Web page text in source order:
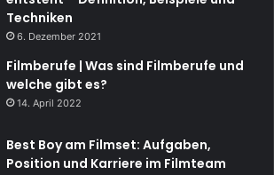
Techniken
6. Dezember 2021
Filmberufe | Was sind Filmberufe und
welche gibt es?
14. April 2022
Best Boy am Filmset: Aufgaben,
Position und Karriere im Filmteam